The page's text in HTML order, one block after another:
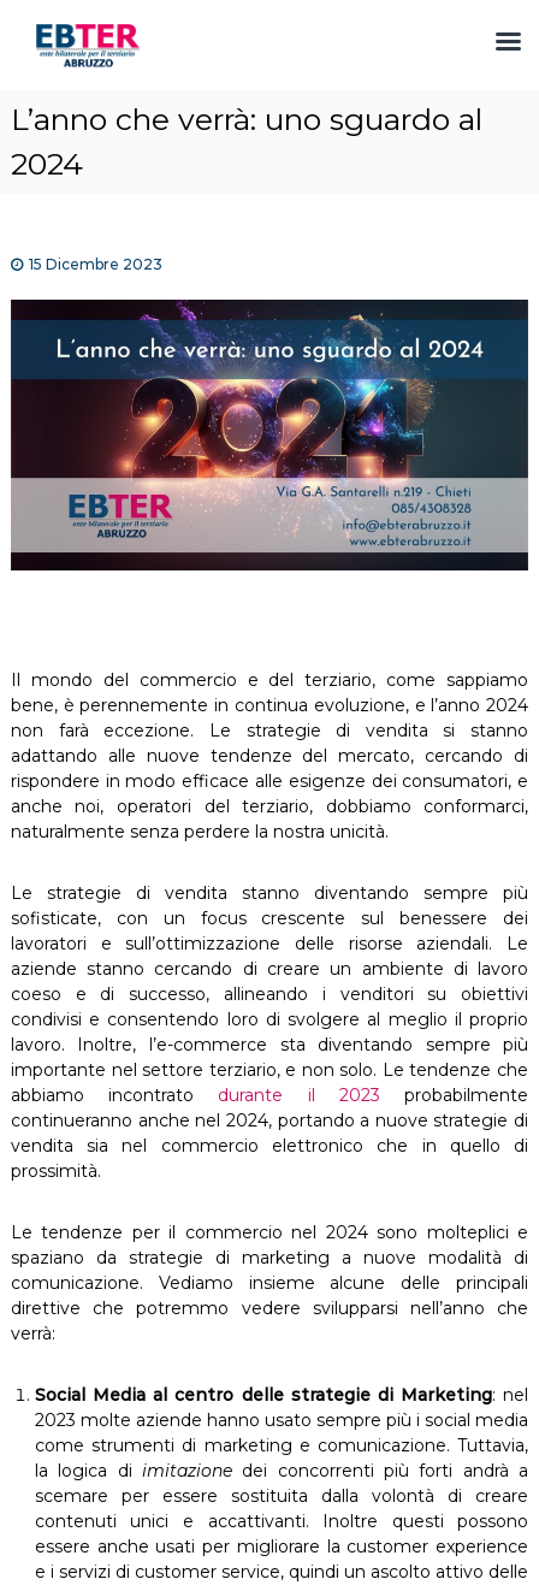
L’anno che verrà: uno sguardo al
2024
15 Dicembre 2023
Il mondo del commercio e del terziario, come sappiamo
bene, è perennemente in continua evoluzione, e l’anno 2024
non farà eccezione. Le strategie di vendita si stanno
adattando alle nuove tendenze del mercato, cercando di
rispondere in modo efficace alle esigenze dei consumatori, e
anche noi, operatori del terziario, dobbiamo conformarci,
naturalmente senza perdere la nostra unicità.
Le strategie di vendita stanno diventando sempre più
sofisticate, con un focus crescente sul benessere dei
lavoratori e sull’ottimizzazione delle risorse aziendali. Le
aziende stanno cercando di creare un ambiente di lavoro
coeso e di successo, allineando i venditori su obiettivi
condivisi e consentendo loro di svolgere al meglio il proprio
lavoro. Inoltre, l’e-commerce sta diventando sempre più
importante nel settore terziario, e non solo. Le tendenze che
abbiamo incontrato durante il 2023 probabilmente
continueranno anche nel 2024, portando a nuove strategie di
vendita sia nel commercio elettronico che in quello di
prossimità.
Le tendenze per il commercio nel 2024 sono molteplici e
spaziano da strategie di marketing a nuove modalità di
comunicazione. Vediamo insieme alcune delle principali
direttive che potremmo vedere svilupparsi nell’anno che
verrà:
Social Media al centro delle strategie di Marketing: nel
2023 molte aziende hanno usato sempre più i social media
come strumenti di marketing e comunicazione. Tuttavia,
la logica di imitazionedei concorrenti più forti andrà a
scemare per essere sostituita dalla volontà di creare
contenuti unici e accattivanti. Inoltre questi possono
essere anche usati per migliorare la customer experience
e i servizi di customer service, quindi un ascolto attivo delle